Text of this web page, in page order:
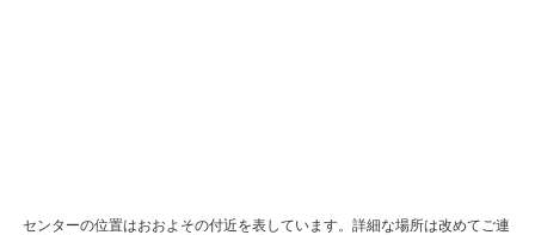
センターの位置はおおよその付近を表しています。詳細な場所は改めてご連